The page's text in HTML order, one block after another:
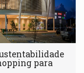
para